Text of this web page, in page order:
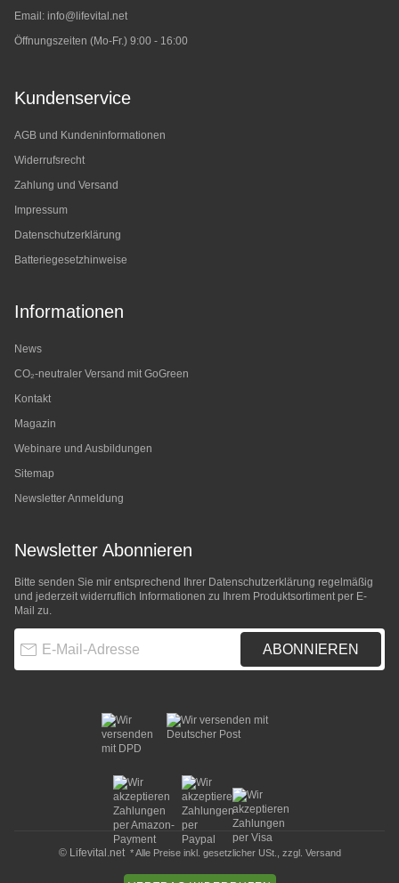
Email: info@lifevital.net
Öffnungszeiten (Mo-Fr.) 9:00 - 16:00
Kundenservice
AGB und Kundeninformationen
Widerrufsrecht
Zahlung und Versand
Impressum
Datenschutzerklärung
Batteriegesetzhinweise
Informationen
News
CO₂-neutraler Versand mit GoGreen
Kontakt
Magazin
Webinare und Ausbildungen
Sitemap
Newsletter Anmeldung
Newsletter Abonnieren
Bitte senden Sie mir entsprechend Ihrer Datenschutzerklärung regelmäßig
und jederzeit widerruflich Informationen zu Ihrem Produktsortiment per E-
Mail zu.
ABONNIEREN
© Lifevital.net* Alle Preise inkl. gesetzlicher USt., zzgl. Versand